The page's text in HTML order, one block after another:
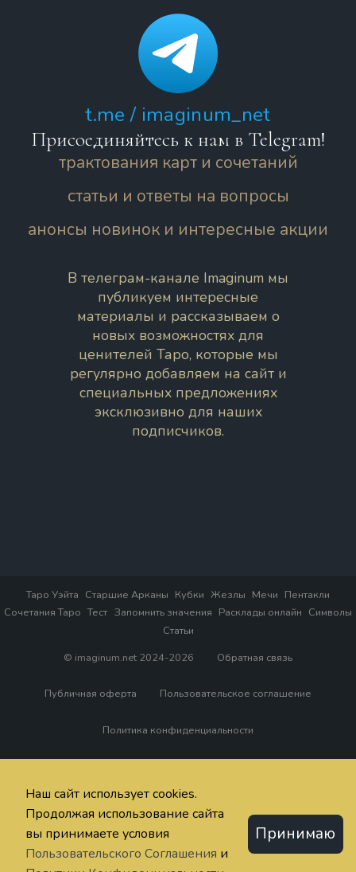
t.me / imaginum_net
Присоединяйтесь к нам в Telegram!
трактования карт и сочетаний
статьи и ответы на вопросы
анонсы новинок и интересные акции
В телеграм-канале Imaginum мы
публикуем интересные
материалы и рассказываем о
новых возможностях для
ценителей Таро, которые мы
регулярно добавляем на сайт и
специальных предложениях
эксклюзивно для наших
подписчиков.
Таро Уэйта Старшие Арканы Кубки Жезлы Мечи Пентакли
Сочетания Таро Тест Запомнить значения Расклады онлайн Символы
Статьи
© imaginum.net 2024-2026
Обратная связь
Публичная оферта Пользовательское соглашение
Политика конфиденциальности
Наш сайт использует cookies.
Продолжая использование сайта
вы принимаете условия
Пользовательского Соглашения и
Принимаю